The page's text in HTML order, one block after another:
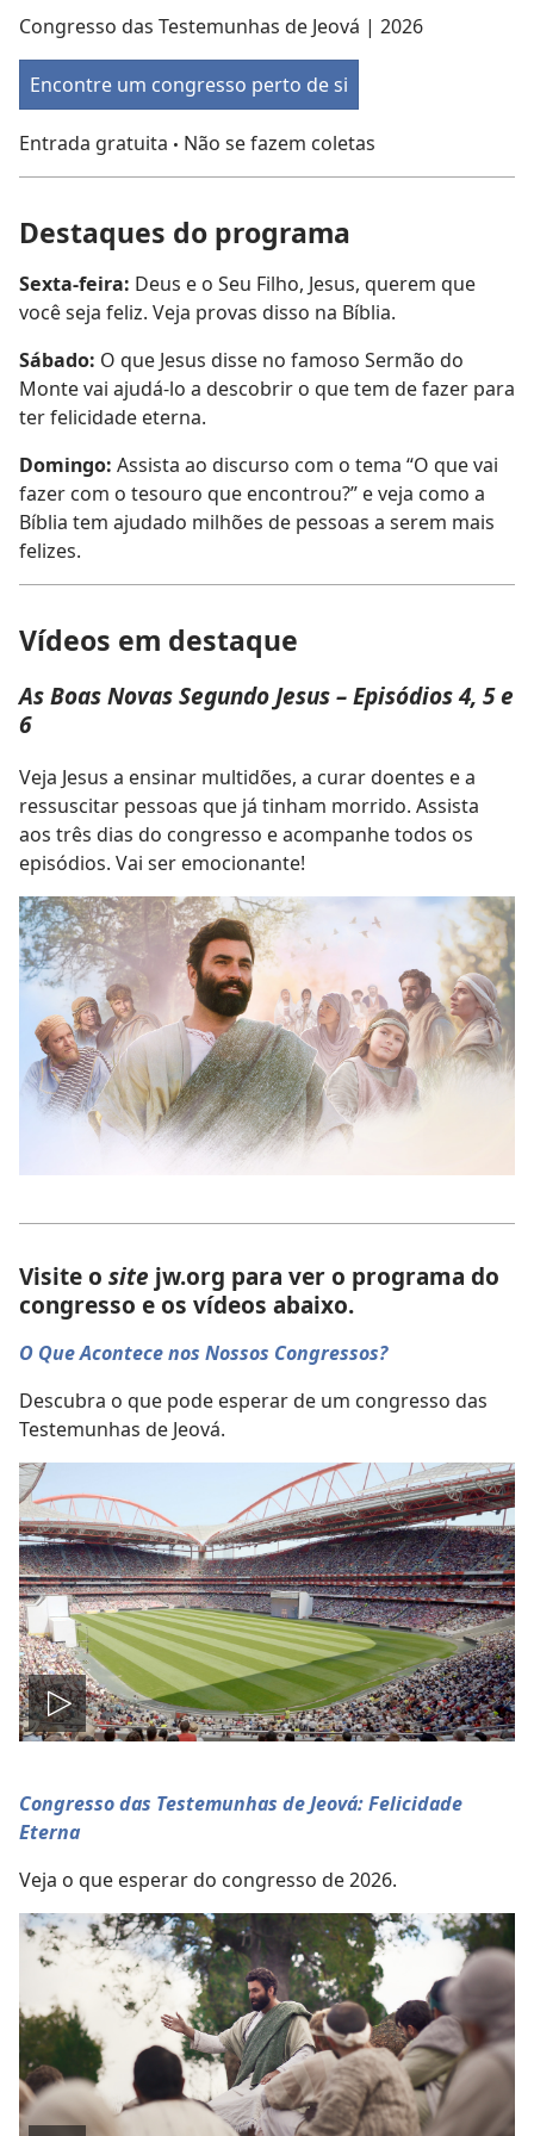
Congresso das Testemunhas de Jeová | 2026
Encontre um congresso perto de si
Entrada gratuita • Não se fazem coletas
Destaques do programa
Sexta-feira: Deus e o Seu Filho, Jesus, querem que
você seja feliz. Veja provas disso na Bíblia.
Sábado: O que Jesus disse no famoso Sermão do
Monte vai ajudá-lo a descobrir o que tem de fazer para
ter felicidade eterna.
Domingo: Assista ao discurso com o tema “O que vai
fazer com o tesouro que encontrou?” e veja como a
Bíblia tem ajudado milhões de pessoas a serem mais
felizes.
Vídeos em destaque
As Boas Novas Segundo Jesus – Episódios 4, 5 e
6
Veja Jesus a ensinar multidões, a curar doentes e a
ressuscitar pessoas que já tinham morrido. Assista
aos três dias do congresso e acompanhe todos os
episódios. Vai ser emocionante!
Visite o site jw.org para ver o programa do
congresso e os vídeos abaixo.
O Que Acontece nos Nossos Congressos?
Descubra o que pode esperar de um congresso das
Testemunhas de Jeová.
Reproduzir
vídeo
Congresso das Testemunhas de Jeová: Felicidade
Eterna
Veja o que esperar do congresso de 2026.